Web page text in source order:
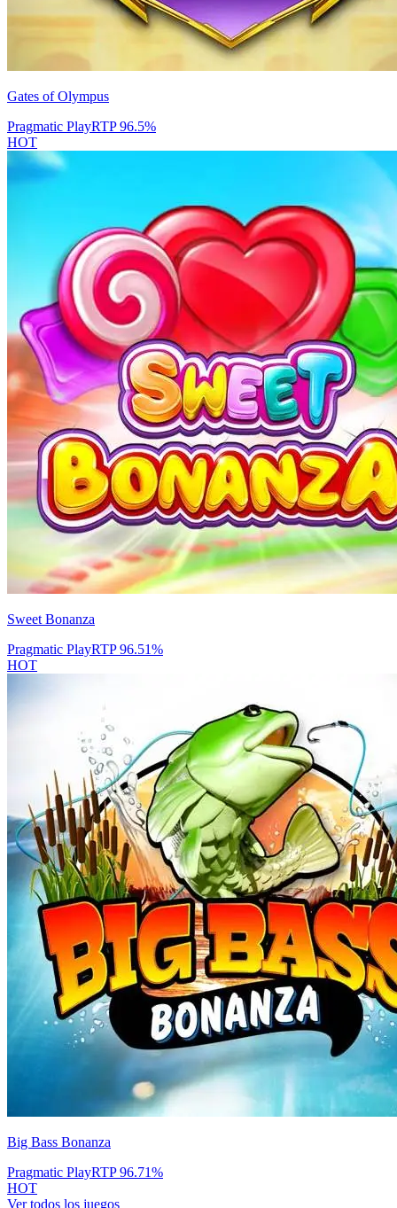
Gates of Olympus
Pragmatic PlayRTP96.5%
HOT
Sweet Bonanza
Pragmatic PlayRTP96.51%
HOT
Big Bass Bonanza
Pragmatic PlayRTP96.71%
HOT
Ver todos los juegos